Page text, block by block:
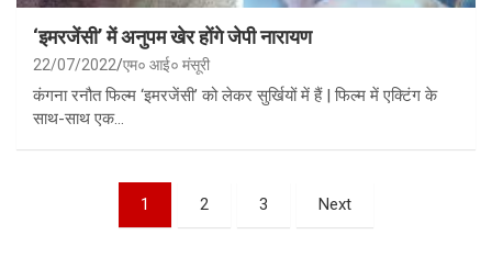
‘इमरजेंसी’ में अनुपम खेर होंगे जेपी नारायण
22/07/2022 एम० आई० मंसूरी
कंगना रनौत फिल्म ‘इमरजेंसी’ को लेकर सुर्खियों में हैं | फिल्म में एक्टिंग के
साथ-साथ एक…
pagination
1 2 3 Next